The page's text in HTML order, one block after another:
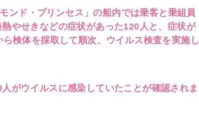
ンド・プリンセス」の船内では乗客と乗組員
やせきなどの症状があった120人と、症状が
検体を採取して順次、ウイルス検査を実施し
がウイルスに感染していたことが確認されま